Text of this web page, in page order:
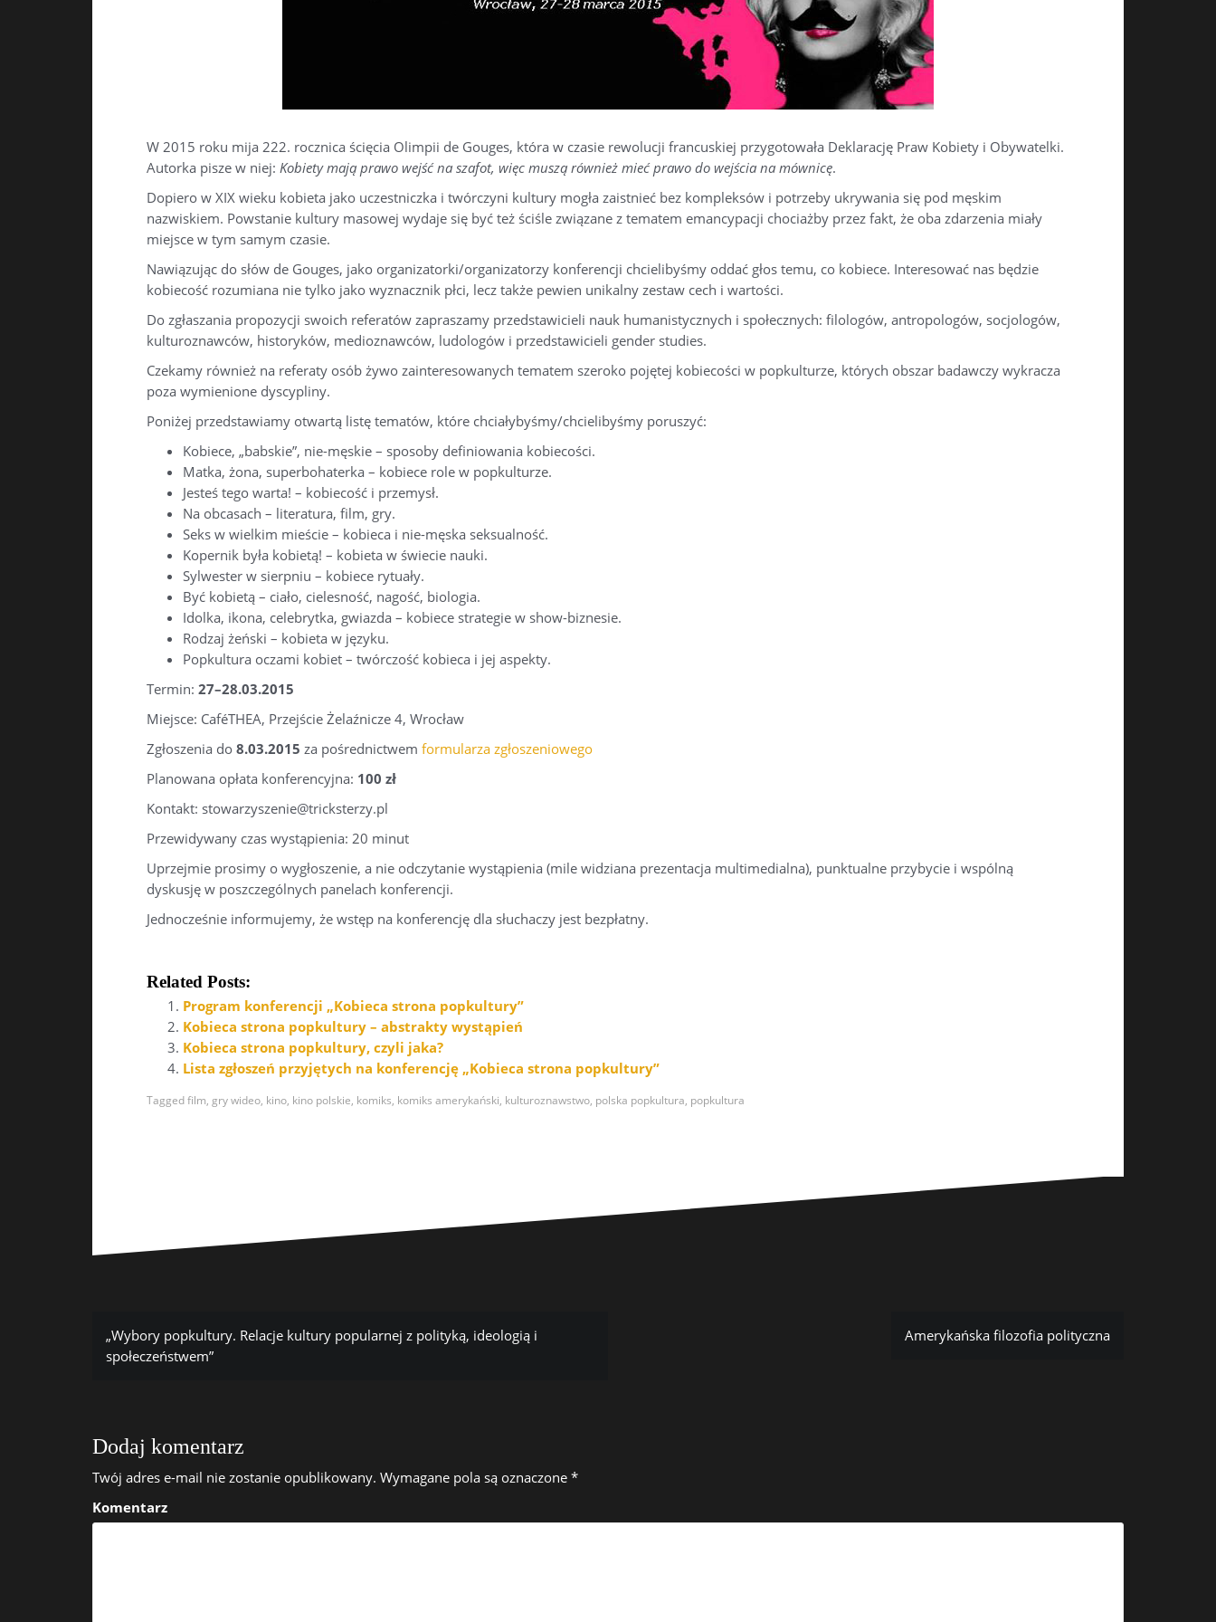
W 2015 roku mija 222. rocznica ścięcia Olimpii de Gouges, która w czasie rewolucji francuskiej przygotowała Deklarację Praw Kobiety i Obywatelki.
Autorka pisze w niej: Kobiety mają prawo wejść na szafot, więc muszą również mieć prawo do wejścia na mównicę.
Dopiero w XIX wieku kobieta jako uczestniczka i twórczyni kultury mogła zaistnieć bez kompleksów i potrzeby ukrywania się pod męskim
nazwiskiem. Powstanie kultury masowej wydaje się być też ściśle związane z tematem emancypacji chociażby przez fakt, że oba zdarzenia miały
miejsce w tym samym czasie.
Nawiązując do słów de Gouges, jako organizatorki/organizatorzy konferencji chcielibyśmy oddać głos temu, co kobiece. Interesować nas będzie
kobiecość rozumiana nie tylko jako wyznacznik płci, lecz także pewien unikalny zestaw cech i wartości.
Do zgłaszania propozycji swoich referatów zapraszamy przedstawicieli nauk humanistycznych i społecznych: filologów, antropologów, socjologów,
kulturoznawców, historyków, medioznawców, ludologów i przedstawicieli gender studies.
Czekamy również na referaty osób żywo zainteresowanych tematem szeroko pojętej kobiecości w popkulturze, których obszar badawczy wykracza
poza wymienione dyscypliny.
Poniżej przedstawiamy otwartą listę tematów, które chciałybyśmy/chcielibyśmy poruszyć:
Kobiece, „babskie”, nie-męskie – sposoby definiowania kobiecości.
Matka, żona, superbohaterka – kobiece role w popkulturze.
Jesteś tego warta! – kobiecość i przemysł.
Na obcasach – literatura, film, gry.
Seks w wielkim mieście – kobieca i nie-męska seksualność.
Kopernik była kobietą! – kobieta w świecie nauki.
Sylwester w sierpniu – kobiece rytuały.
Być kobietą – ciało, cielesność, nagość, biologia.
Idolka, ikona, celebrytka, gwiazda – kobiece strategie w show-biznesie.
Rodzaj żeński – kobieta w języku.
Popkultura oczami kobiet – twórczość kobieca i jej aspekty.
Termin: 27–28.03.2015
Miejsce: CaféTHEA, Przejście Żelaźnicze 4, Wrocław
Zgłoszenia do 8.03.2015 za pośrednictwem formularza zgłoszeniowego
Planowana opłata konferencyjna: 100 zł
Kontakt: stowarzyszenie@tricksterzy.pl
Przewidywany czas wystąpienia: 20 minut
Uprzejmie prosimy o wygłoszenie, a nie odczytanie wystąpienia (mile widziana prezentacja multimedialna), punktualne przybycie i wspólną
dyskusję w poszczególnych panelach konferencji.
Jednocześnie informujemy, że wstęp na konferencję dla słuchaczy jest bezpłatny.
Related Posts:
Program konferencji „Kobieca strona popkultury”
Kobieca strona popkultury – abstrakty wystąpień
Kobieca strona popkultury, czyli jaka?
Lista zgłoszeń przyjętych na konferencję „Kobieca strona popkultury”
Taggedfilm, gry wideo, kino, kino polskie, komiks, komiks amerykański, kulturoznawstwo, polska popkultura, popkultura
N
g
a
c
j
a
„Wybory popkultury. Relacje kultury popularnej z polityką, ideologią i
społeczeństwem”
Amerykańska filozofia polityczna
Dodaj komentarz
Twój adres e-mail nie zostanie opublikowany. Wymagane pola są oznaczone *
Komentarz